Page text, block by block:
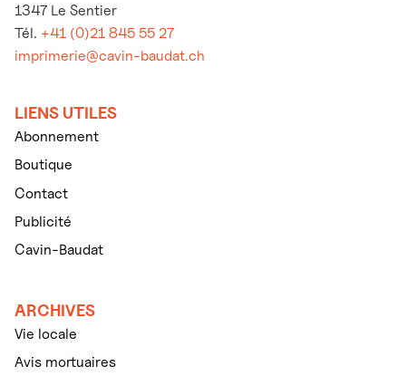
1347 Le Sentier
Tél. +41 (0)21 845 55 27
imprimerie@cavin-baudat.ch
LIENS UTILES
Abonnement
Boutique
Contact
Publicité
Cavin-Baudat
ARCHIVES
Vie locale
Avis mortuaires